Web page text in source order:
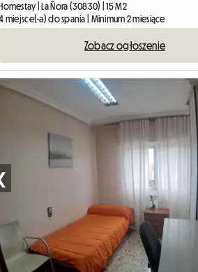
Homestay | La Ñora (30830) | 15 M2
miejsce(-a) do spania | Minimum 2 miesiące
Zobacz ogłoszenie